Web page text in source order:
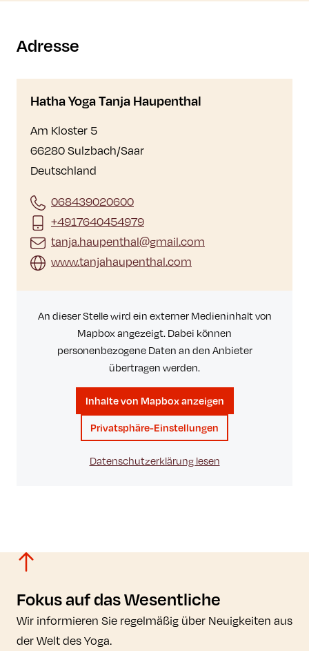
Adresse
Hatha Yoga Tanja Haupenthal
Am Kloster 5
66280 Sulzbach/Saar
Deutschland
068439020600
+4917640454979
tanja.haupenthal@gmail.com
www.tanjahaupenthal.com
An dieser Stelle wird ein externer Medieninhalt von
Mapbox angezeigt. Dabei können
personenbezogene Daten an den Anbieter
übertragen werden.
Inhalte von Mapbox anzeigen
Privatsphäre-Einstellungen
Datenschutzerklärung lesen
Fokus auf das Wesentliche
Wir informieren Sie regelmäßig über Neuigkeiten aus
der Welt des Yoga.